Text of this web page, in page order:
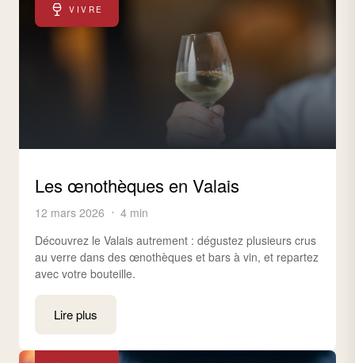
VIVRE
Les œnothèques en Valais
12 mars 2026
4 min
Découvrez le Valais autrement : dégustez plusieurs crus
au verre dans des œnothèques et bars à vin, et repartez
avec votre bouteille.
Lire plus